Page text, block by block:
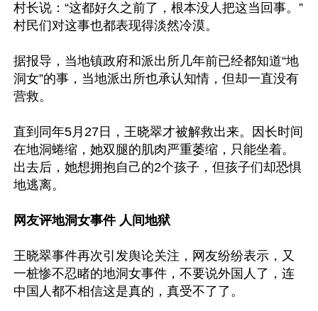
村长说：“这都好久之前了，根本没人把这当回事。”
村民们对这事也都表现得淡然冷漠。
据报导，当地镇政府和派出所几年前已经都知道“地
洞女”的事，当地派出所也承认知情，但却一直没有
营救。
直到同年5月27日，王晓翠才被解救出来。因长时间
在地洞蜷缩，她双腿的肌肉严重萎缩，只能坐着。
出去后，她想拥抱自己的2个孩子，但孩子们却恐惧
地逃离。
网友评地洞女事件 人间地狱
王晓翠事件再次引发舆论关注，网友纷纷表示，又
一桩惨不忍睹的地洞女事件，不要说外国人了，连
中国人都不相信这是真的，真受不了了。